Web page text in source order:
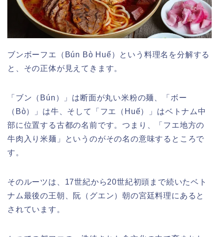
ブンボーフエ（Bún Bò Huế）という料理名を分解する
と、その正体が見えてきます。
「ブン（Bún）」は断面が丸い米粉の麺、「ボー
（Bò）」は牛、そして「フエ（Huế）」はベトナム中
部に位置する古都の名前です。つまり、「フエ地方の
牛肉入り米麺」というのがその名の意味するところで
す。
そのルーツは、17世紀から20世紀初頭まで続いたベト
ナム最後の王朝、阮（グエン）朝の宮廷料理にあると
されています。